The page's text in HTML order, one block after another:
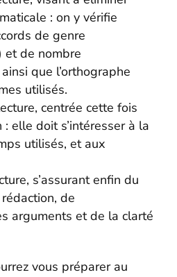
: on y vérifie
de genre
et de nombre
que l’orthographe
utilisés.
centrée cette fois
elle doit s’intéresser à la
utilisés, et aux
s’assurant enfin du
de
arguments et de la clarté
vous préparer au